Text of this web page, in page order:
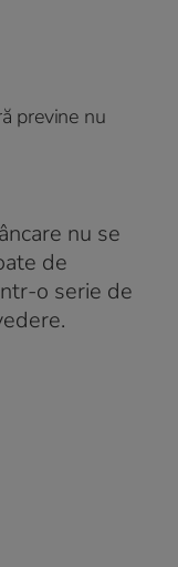
previne nu
nu se
de
o serie de